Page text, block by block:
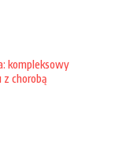
kompleksowy
chorobą